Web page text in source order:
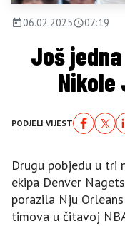
06.02.2025 07:19
Još
Nikole
PODJELI VIJEST
Drugu pobjedu u tri
ekipa Denver
porazila Nju
timova u čitavoj